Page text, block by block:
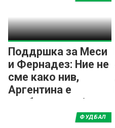
Поддршка за Меси
и Фернадез: Ние не
сме како нив,
Аргентина е
слободна земја
ФУДБАЛ